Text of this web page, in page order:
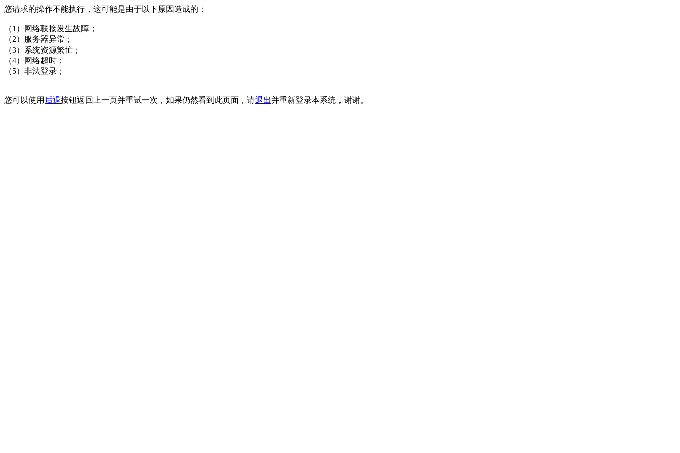
您请求的操作不能执行，这可能是由于以下原因造成的：
（1）网络联接发生故障；
（2）服务器异常；
（3）系统资源繁忙；
（4）网络超时；
（5）非法登录；
您可以使用 后退按钮返回上一页并重试一次，如果仍然看到此页面，请退出并重新登录本系统，谢谢。